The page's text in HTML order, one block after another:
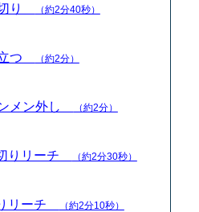
り （約2分40秒）
つ （約2分）
メン外し （約2分）
りリーチ （約2分30秒）
リーチ （約2分10秒）